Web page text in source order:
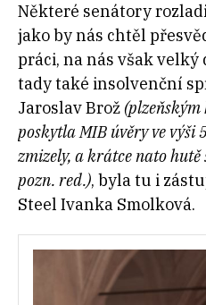
Některé senátory
jako by nás chtěl
práci, na nás však velký
tady také insolvenční
Jaroslav Brož(plzeňským
poskytla MIB úvěry ve výši
zmizely, a krátce nato hutě
pozn. red.), byla tu i
Steel Ivanka Smolková.